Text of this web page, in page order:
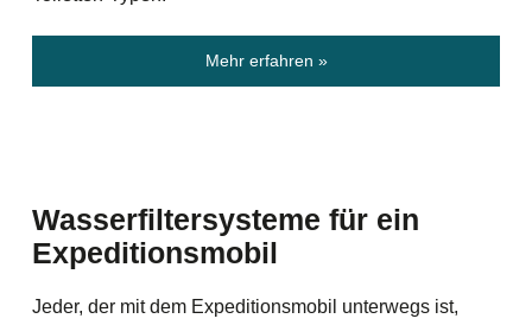
Mehr erfahren »
Wasserfiltersysteme für ein
Expeditionsmobil
Jeder, der mit dem Expeditionsmobil unterwegs ist,